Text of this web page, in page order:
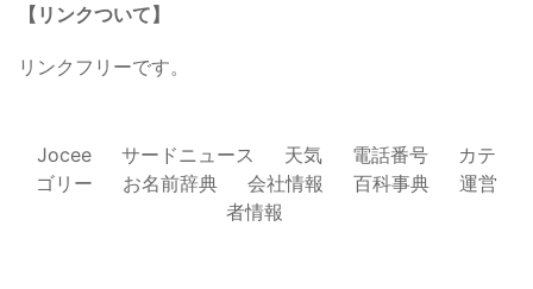
【リンクついて】
リンクフリーです。
Jocee サードニュース 天気 電話番号
カテ
ゴリー
お名前辞典 会社情報 百科事典
運営
者情報